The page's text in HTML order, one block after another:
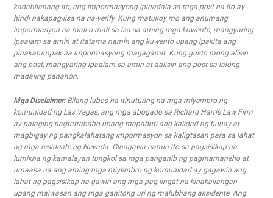
kadahilanang ito, ang impormasyong ipinadala sa mga post na ito ay
hindi nakapag-iisa na na-verify. Kung matukoy mo ang anumang
impormasyon na mali o mali sa isa sa aming mga kuwento, mangyaring
ipaalam sa amin at itatama namin ang kuwento upang ipakita ang
pinakatumpak na impormasyong magagamit. Kung gusto mong alisin
ang post, mangyaring ipaalam sa amin at aalisin ang post sa lalong
madaling panahon.
Mga Disclaimer:Bilang lubos na itinuturing na mga miyembro ng
komunidad ng Las Vegas, ang mga abogado sa Richard Harris Law Firm
ay palaging nagtatrabaho upang mapabuti ang kalidad ng buhay at
magbigay ng pangkalahatang impormasyon sa kaligtasan para sa lahat
ng mga residente ng Nevada. Ginagawa namin ito sa pagsisikap na
lumikha ng kamalayan tungkol sa mga panganib ng pagmamaneho at
umaasa na ang aming mga miyembro ng komunidad ay gagawin ang
lahat ng pagsisikap na gawin ang mga pag-iingat na kinakailangan
upang maiwasan ang mga ganitong uri ng malubhang aksidente. Ang